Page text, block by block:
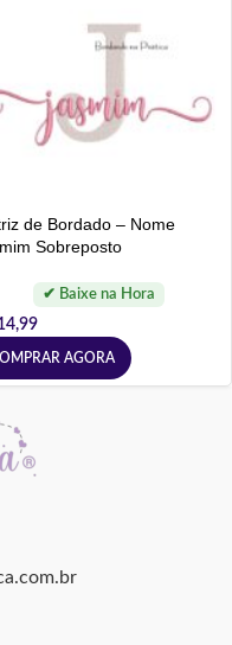
de Bordado – Nome
Sobreposto
AGORA